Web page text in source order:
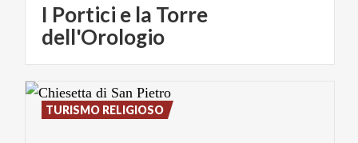
I Portici e la Torre
dell'Orologio
TURISMO RELIGIOSO